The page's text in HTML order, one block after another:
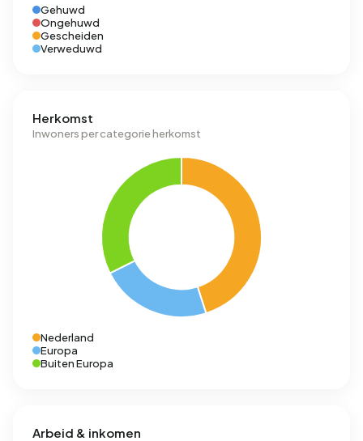
Gehuwd
Ongehuwd
Gescheiden
Verweduwd
Herkomst
Inwoners per categorie herkomst
Nederland
Europa
Buiten Europa
Arbeid & inkomen